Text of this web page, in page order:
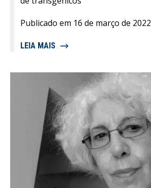
Publicado em 16 de março de 2022
LEIA MAIS